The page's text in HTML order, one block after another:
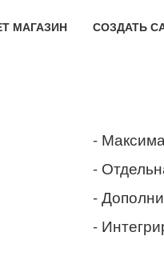
МАГАЗИН СОЗДАТЬ
-
-
-
-